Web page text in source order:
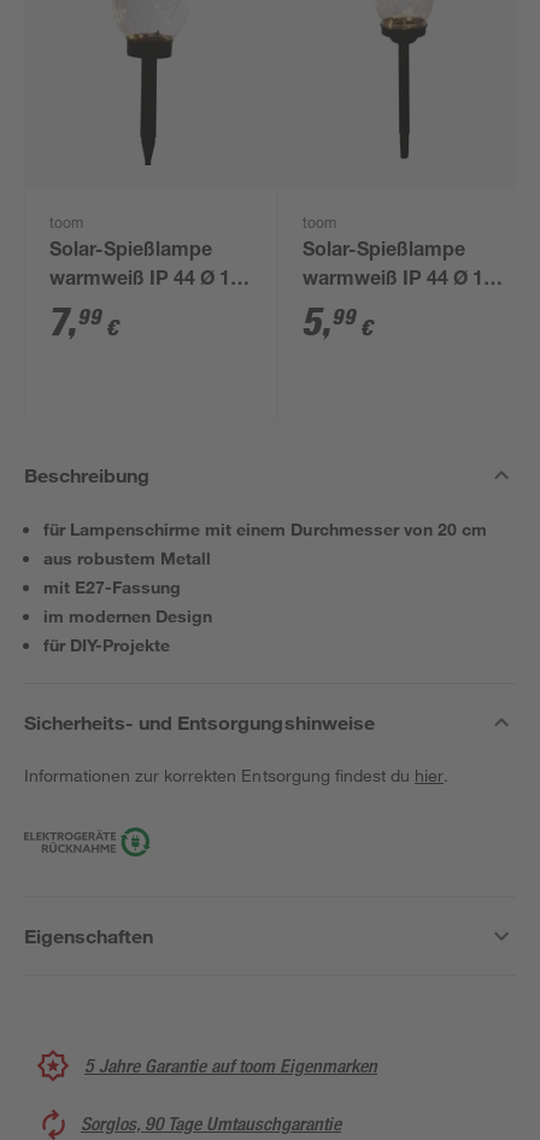
toom
Solar-Spießlampe
warmweiß IP 44 Ø 15
x 44 cm
7,99 €
toom
Solar-Spießlampe
warmweiß IP 44 Ø 10
x 39 cm
5,99 €
Beschreibung
für Lampenschirme mit einem Durchmesser von 20 cm
aus robustem Metall
mit E27-Fassung
im modernen Design
für DIY-Projekte
Sicherheits- und Entsorgungshinweise
Informationen zur korrekten Entsorgung findest du hier.
Eigenschaften
5 Jahre Garantie auf toom Eigenmarken
Sorglos, 90 Tage Umtauschgarantie